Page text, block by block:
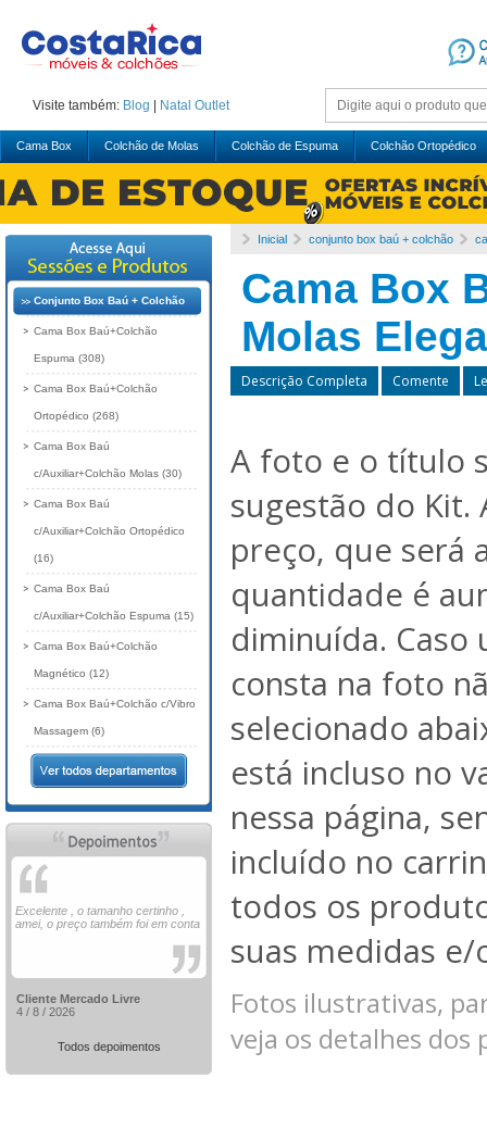
Visite também: Blog Natal Outlet
Cama Box Colchão de Molas Colchão de Espuma Colchão Ortopédico
Inicial conjunto box baú + colchão
Cama Box
Molas
Descrição Completa Comente
A foto e o título
sugestão do Kit.
preço, que será
quantidade é
diminuída.
consta na foto
selecionado
está incluso no
nessa página,
incluído no
todos os
suas medidas e/
Fotos ilustrativas,
veja os detalhes dos
Conjunto Box Baú + Colchão
Cama Box Baú+Colchão
Espuma (308)
Cama Box Baú+Colchão
Ortopédico (268)
Cama Box Baú
c/Auxiliar+Colchão Molas (30)
Cama Box Baú
c/Auxiliar+Colchão Ortopédico
(16)
Cama Box Baú
c/Auxiliar+Colchão Espuma (15)
Cama Box Baú+Colchão
Magnético (12)
Cama Box Baú+Colchão c/Vibro
Massagem (6)
Excelente , o tamanho certinho ,
amei, o preço também foi em conta
Cliente Mercado Livre
4 / 8 / 2026
Todos depoimentos